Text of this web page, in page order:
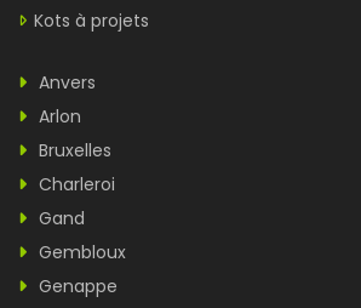
Kots à projets
Anvers
Arlon
Bruxelles
Charleroi
Gand
Gembloux
Genappe